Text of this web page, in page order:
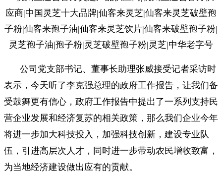
公司党支部书记、董事长助理张威接受记者采访时
表示，今天听了李克强总理的政府工作报告，让我们备
受鼓舞更有信心，政府工作报告中提出了一系列支持民
营企业发展和经济复苏的相关政策，那么我们企业今年
将进一步加大科技投入，加强科技创新，建设专业队
伍，引进高层次人才，同时进一步带动农民增收致富，
为当地经济建设做出应有的贡献。